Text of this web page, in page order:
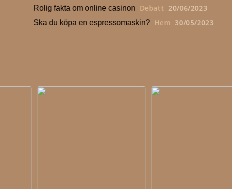
Rolig fakta om online casinon Debatt 20/06/2023
Ska du köpa en espressomaskin? Hem 30/05/2023